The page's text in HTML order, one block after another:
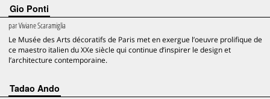
Gio Ponti
parViviane Scaramiglia
Le Musée des Arts décoratifs de Paris met en exergue l’oeuvre prolifique de
ce maestro italien du XXe siècle qui continue d’inspirer le design et
l’architecture contemporaine.
Tadao Ando